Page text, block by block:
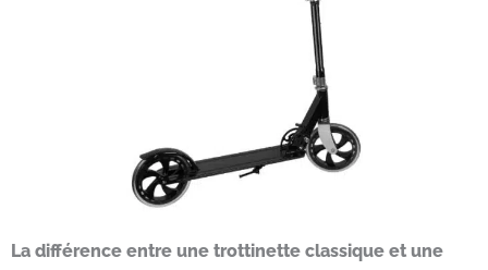
La différence entre une trottinette classique et une